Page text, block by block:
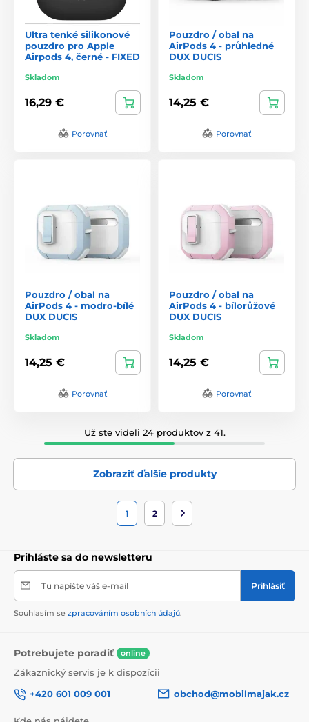
Ultra tenké silikonové
pouzdro pro Apple
Airpods 4, černé - FIXED
Skladom
16,29 €
Porovnať
Pouzdro / obal na
AirPods 4 - průhledné
DUX DUCIS
Skladom
14,25 €
Porovnať
Pouzdro / obal na
AirPods 4 - modro-bílé
DUX DUCIS
Skladom
14,25 €
Porovnať
Pouzdro / obal na
AirPods 4 - bílorůžové
DUX DUCIS
Skladom
14,25 €
Porovnať
Už ste videli 24 produktov z 41.
Zobraziť ďalšie produkty
1 2
Prihláste sa do newsletteru
Tu napíšte váš e-mail Prihlásiť
Souhlasím se zpracováním osobních údajů.
Potrebujete poradiť online
Zákaznický servis je k dispozícii
+420 601 009 001
obchod@mobilmajak.cz